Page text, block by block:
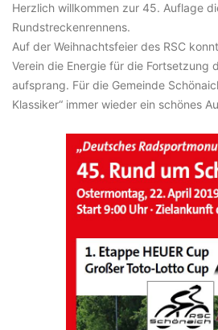
Herzlich willkommen zur 45. Auflage
Rundstreckenrennens.
Auf der Weihnachtsfeier des RSC
Verein die Energie für die Fortsetzung
aufsprang. Für die Gemeinde
Klassiker“ immer wieder ein schönes